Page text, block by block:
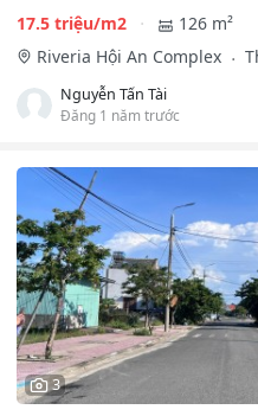
17.5 triệu/m2
126 m²
Riveria Hội An Complex
Nguyễn Tấn Tài
Đăng 1 năm trước
3